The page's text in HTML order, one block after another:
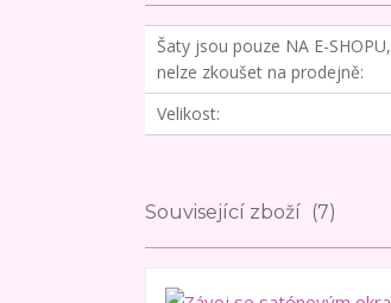
Šaty jsou pouze NA E-SHOPU,
nelze zkoušet na prodejně
Velikost
Související zboží 7